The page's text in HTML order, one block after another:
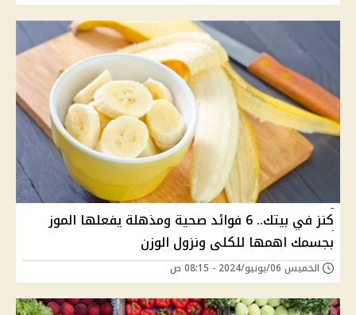
كنز في بيتك.. 6 فوائد صحية ومذهلة يفعلها الموز
بجسمك اهمها للكلى ونزول الوزن
الخميس 06/يونيو/2024 - 08:15 ص